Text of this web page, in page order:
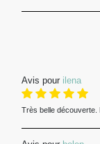
Avis pour ilena
Très belle